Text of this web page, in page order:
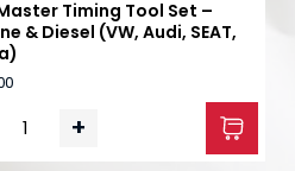
Timing Tool Set –
& Diesel (VW, Audi, SEAT,
+